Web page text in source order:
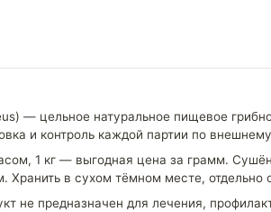
— цельное натуральное пищевое
и контроль каждой партии по
1 кг — выгодная цена за грамм.
в сухом тёмном месте, отдельно
не предназначен для лечения,